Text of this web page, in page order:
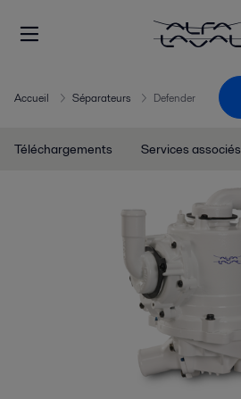
Accueil Séparateurs Defender
Téléchargements Services associés